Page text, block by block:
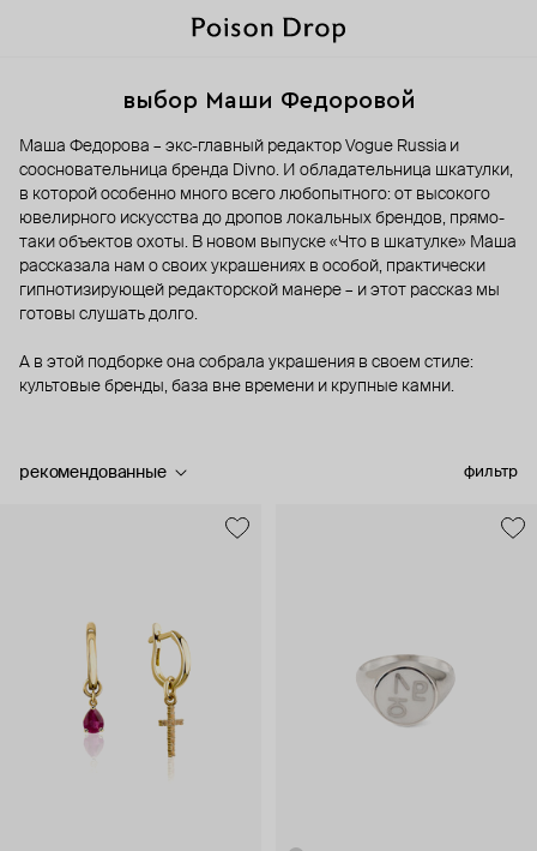
выбор Маши Федоровой
Маша Федорова – экс-главный редактор Vogue Russia и
соосновательница бренда Divno. И обладательница шкатулки,
в которой особенно много всего любопытного: от высокого
ювелирного искусства до дропов локальных брендов, прямо-
таки объектов охоты. В новом выпуске «Что в шкатулке» Маша
рассказала нам о своих украшениях в особой, практически
гипнотизирующей редакторской манере – и этот рассказ мы
готовы слушать долго.
А в этой подборке она собрала украшения в своем стиле:
культовые бренды, база вне времени и крупные камни.
фильтр
рекомендованные